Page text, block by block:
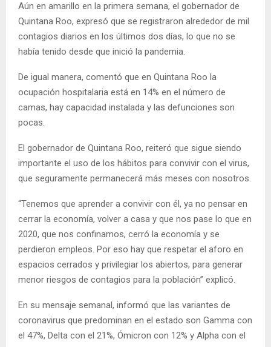
Aún en amarillo en la primera semana, el gobernador de
Quintana Roo, expresó que se registraron alrededor de mil
contagios diarios en los últimos dos días, lo que no se
había tenido desde que inició la pandemia.
De igual manera, comentó que en Quintana Roo la
ocupación hospitalaria está en 14% en el número de
camas, hay capacidad instalada y las defunciones son
pocas.
El gobernador de Quintana Roo, reiteró que sigue siendo
importante el uso de los hábitos para convivir con el virus,
que seguramente permanecerá más meses con nosotros.
“Tenemos que aprender a convivir con él, ya no pensar en
cerrar la economía, volver a casa y que nos pase lo que en
2020, que nos confinamos, cerró la economía y se
perdieron empleos. Por eso hay que respetar el aforo en
espacios cerrados y privilegiar los abiertos, para generar
menor riesgos de contagios para la población” explicó.
En su mensaje semanal, informó que las variantes de
coronavirus que predominan en el estado son Gamma con
el 47%, Delta con el 21%, Ómicron con 12% y Alpha con el